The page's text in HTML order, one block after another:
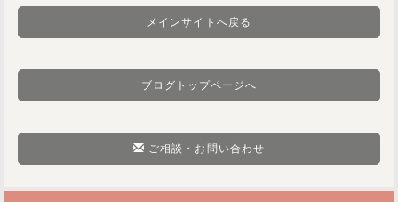
メインサイトへ戻る
ブログトップページへ
ご相談・お問い合わせ